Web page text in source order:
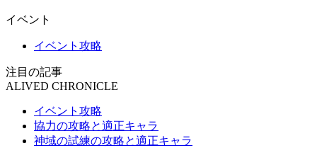
イベント
イベント攻略
注目の記事
ALIVED CHRONICLE
イベント攻略
協力の攻略と適正キャラ
神域の試練の攻略と適正キャラ